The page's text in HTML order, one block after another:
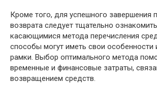
Кроме того, для успешного завершения
возврата следует тщательно
касающимися метода перечисления
способы могут иметь свои особенности
рамки. Выбор оптимального метода
временные и финансовые затраты,
возвращением средств.